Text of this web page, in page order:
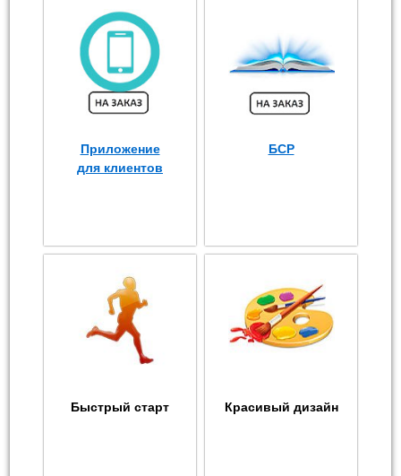
Приложение
для клиентов
БСР
Быстрый старт Красивый дизайн